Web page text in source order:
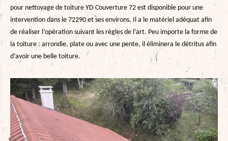
pour nettoyage de toiture YD Couverture 72 est disponible pour une
intervention dans le 72290 et ses environs. Il a le matériel adéquat afin
de réaliser l’opération suivant les règles de l’art. Peu importe la forme de
la toiture : arrondie, plate ou avec une pente, il éliminera le détritus afin
d’avoir une belle toiture.